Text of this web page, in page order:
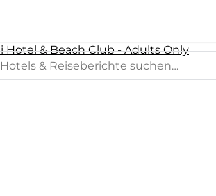
Hotel & Beach Club - Adults Only